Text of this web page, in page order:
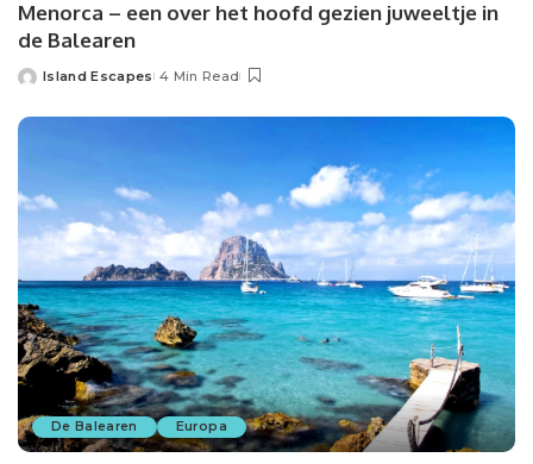
Menorca – een over het hoofd gezien juweeltje in
de Balearen
Posted
Island Escapes 4 Min Read
De Balearen Europa